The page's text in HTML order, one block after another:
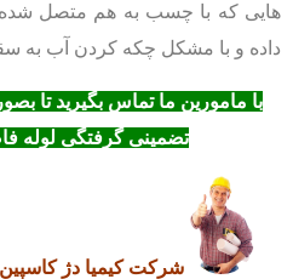
هایی که با چسب به هم متصل
داده و با مشکل چکه کردن آب به
با مامورین ما تماس بگیرید تا
تضمینی گرفتگی لوله
شرکت کیمیا دژ